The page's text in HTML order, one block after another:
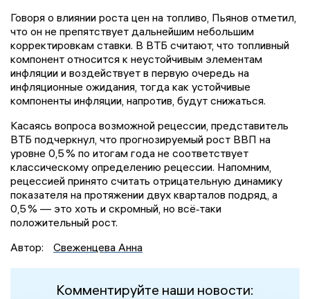
Говоря о влиянии роста цен на топливо, Пьянов отметил,
что он не препятствует дальнейшим небольшим
корректировкам ставки. В ВТБ считают, что топливный
компонент относится к неустойчивым элементам
инфляции и воздействует в первую очередь на
инфляционные ожидания, тогда как устойчивые
компоненты инфляции, напротив, будут снижаться.
Касаясь вопроса возможной рецессии, представитель
ВТБ подчеркнул, что прогнозируемый рост ВВП на
уровне 0,5 % по итогам года не соответствует
классическому определению рецессии. Напомним,
рецессией принято считать отрицательную динамику
показателя на протяжении двух кварталов подряд, а
0,5 % — это хоть и скромный, но всё‑таки
положительный рост.
Автор:
Свеженцева Анна
Комментируйте наши новости: